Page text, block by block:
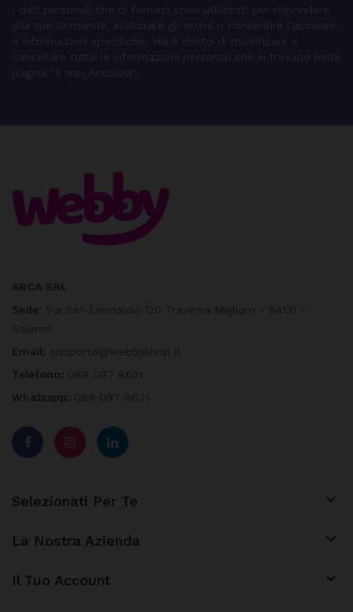
I dati personali che ci fornisci sono utilizzati per rispondere
alle tue domande, elaborare gli ordini o consentire l'accesso
a informazioni specifiche. Hai il diritto di modificare e
cancellare tutte le informazioni personali che si trovano nella
pagina "Il mio Account".
Sede:
Email:
Telefono: 089 097 8631
Whatsapp: 089 097 8631
Selezionati Per Te 
La Nostra Azienda 
Il Tuo Account keyboard_arrow_down